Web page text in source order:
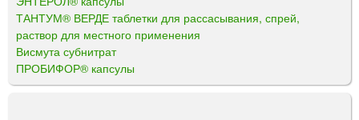
ТАНТУМ® ВЕРДЕ таблетки для рассасывания, спрей,
раствор для местного применения
Висмута субнитрат
ПРОБИФОР® капсулы